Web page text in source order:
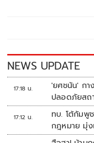
k k
NEWS UPDATE
17:18 น.
'ยศชนัน' กา
ปลอดภัยสถ
รุนแรง
17:12 น.
ทบ. โต้กัมพู
กฎหมาย มุ่ง